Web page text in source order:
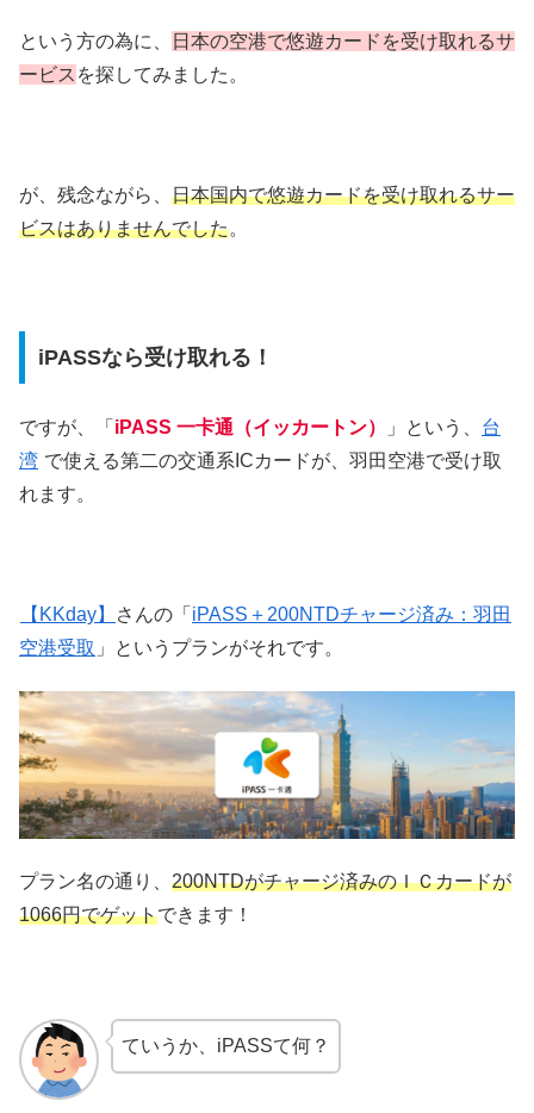
という方の為に、
日本の空港で悠遊カードを受け取れるサ
ービス を探してみました。
が、残念ながら、 日本国内で悠遊カードを受け取れるサー
ビスはありませんでした。
iPASSなら受け取れる！
ですが、「 iPASS 一卡通（イッカートン） 」という、 台
湾 で使える第二の交通系ICカードが、羽田空港で受け取
れます。
【KKday】 さんの「 iPASS＋200NTDチャージ済み：羽田
空港受取 」というプランがそれです。
プラン名の通り、 200NTDがチャージ済みのＩＣカードが
1066円でゲットできます！
ていうか、iPASSて何？